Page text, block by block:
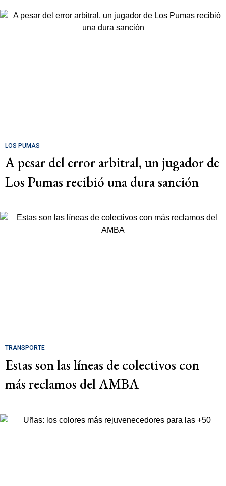
LOS PUMAS
A pesar del error arbitral, un jugador de
Los Pumas recibió una dura sanción
TRANSPORTE
Estas son las líneas de colectivos con
más reclamos del AMBA